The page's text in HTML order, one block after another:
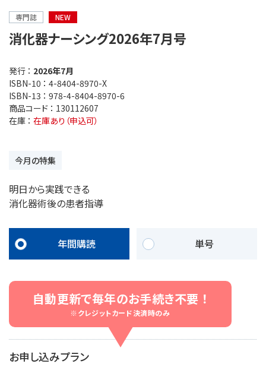
専門誌 NEW
消化器ナーシング2026年7月号
発行 ： 2026年7月
ISBN-10 ： 4-8404-8970-X
ISBN-13 ： 978-4-8404-8970-6
商品コード ： 130112607
在庫 ： 在庫あり（申込可）
今月の特集
明日から実践できる
消化器術後の患者指導
年間購読 単号
自動更新で毎年のお手続き不要 ！
※クレジットカード決済時のみ
お申し込みプラン